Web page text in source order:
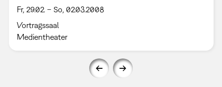
Fr, 29.02. – So, 02.03.2008
Vortragssaal
Medientheater